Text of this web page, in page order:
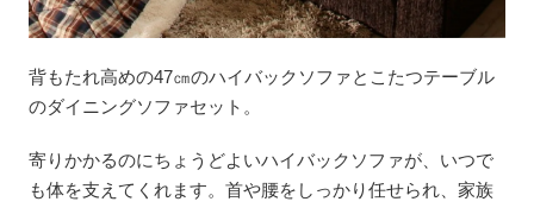
背もたれ高めの47㎝のハイバックソファとこたつテーブル
のダイニングソファセット。
寄りかかるのにちょうどよいハイバックソファが、いつで
も体を支えてくれます。首や腰をしっかり任せられ、家族